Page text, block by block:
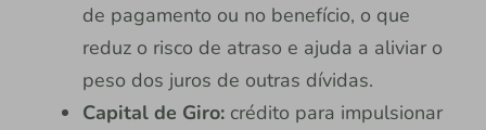
de pagamento ou no benefício, o que
reduz o risco de atraso e ajuda a aliviar o
peso dos juros de outras dívidas.
Capital de Giro:crédito para impulsionar